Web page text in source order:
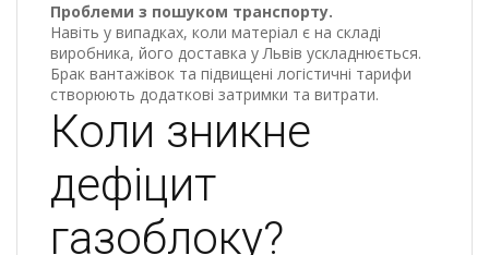
Проблеми з пошуком транспорту.
Навіть у випадках, коли матеріал є на складі
виробника, його доставка у Львів ускладнюється.
Брак вантажівок та підвищені логістичні тарифи
створюють додаткові затримки та витрати.
Коли зникне
дефіцит
газоблоку?